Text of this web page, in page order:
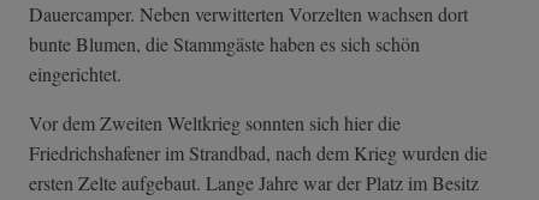
Dauercamper. Neben verwitterten Vorzelten wachsen dort
bunte Blumen, die Stammgäste haben es sich schön
eingerichtet.
Vor dem Zweiten Weltkrieg sonnten sich hier die
Friedrichshafener im Strandbad, nach dem Krieg wurden die
ersten Zelte aufgebaut. Lange Jahre war der Platz im Besitz